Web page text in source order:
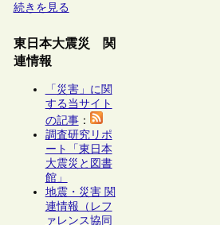
続きを見る
東日本大震災 関
連情報
「災害」に関
する当サイト
の記事：
調査研究リポ
ート「東日本
大震災と図書
館」
地震・災害 関
連情報（レフ
ァレンス協同